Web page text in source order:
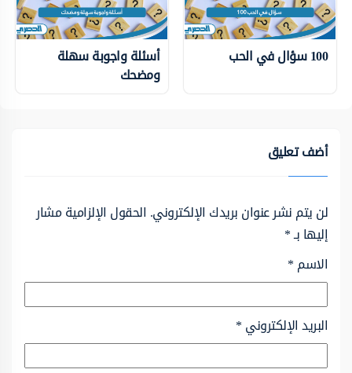
100 سؤال في الحب أسئلة واجوبة سهلة
ومضحك
أضف تعليق
لن يتم نشر عنوان بريدك الإلكتروني. الحقول الإلزامية مشار
إليها بـ*
الاسم*
البريد الإلكتروني*